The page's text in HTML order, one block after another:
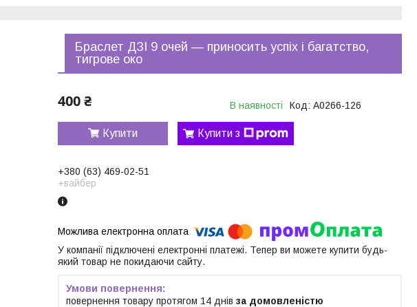
Браслет ДЗІ 9 очей — приносить успіх і багатство,
тигрове око
400 ₴ В наявності Код: A0266-126
Купити Купити з
+380 (63) 469-02-51
+вайбер
У компанії підключені електронні платежі. Тепер ви можете купити будь-
який товар не покидаючи сайту.
повернення товару протягом 14 днів за домовленістю